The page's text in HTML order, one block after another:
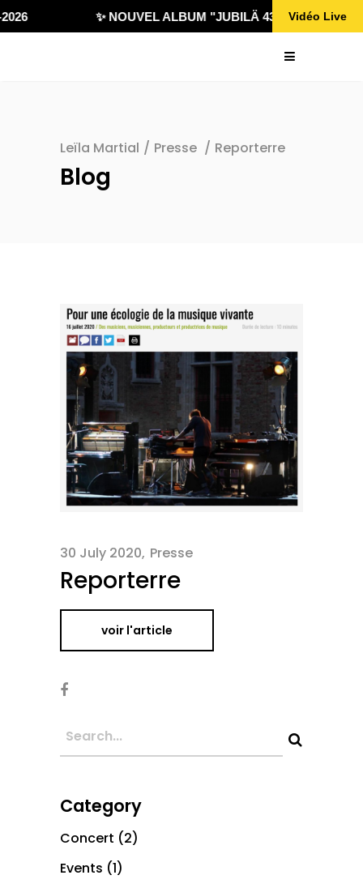
✨ NOUVEL ALBUM "JUBILÄ 432" DISPONIBLE
Vidéo Live
Leïla Martial / Presse / Reporterre
Blog
30 July 2020 Presse
Reporterre
voir l'article
Category
Concert (2)
Events (1)